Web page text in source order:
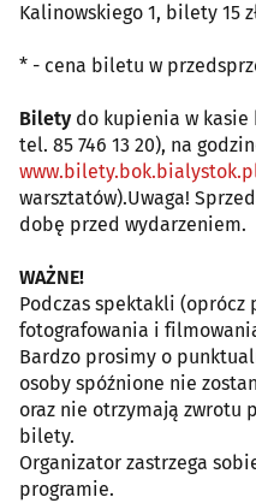
Kalinowskiego 1, bilety 15
* - cena biletu w
Bilety do kupienia w kasie
tel. 85 746 13 20), na
warsztatów).Uwaga!
dobę przed wydarzeniem.
WAŻNE!
Podczas spektakli (oprócz
fotografowania i
Bardzo prosimy o
osoby spóźnione nie
oraz nie otrzymają zwrotu
bilety.
Organizator zastrzega
programie.